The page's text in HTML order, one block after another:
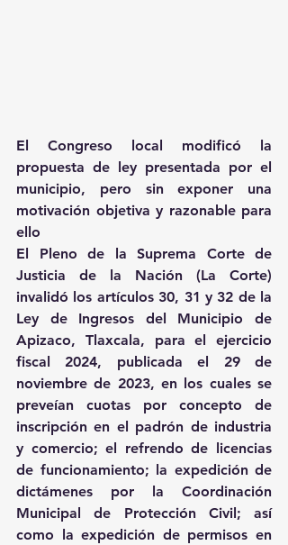
El Congreso local modificó la
propuesta de ley presentada por el
municipio, pero sin exponer una
motivación objetiva y razonable para
ello
El Pleno de la Suprema Corte de
Justicia de la Nación (La Corte)
invalidó los artículos 30, 31 y 32 de la
Ley de Ingresos del Municipio de
Apizaco, Tlaxcala, para el ejercicio
fiscal 2024, publicada el 29 de
noviembre de 2023, en los cuales se
preveían cuotas por concepto de
inscripción en el padrón de industria
y comercio; el refrendo de licencias
de funcionamiento; la expedición de
dictámenes por la Coordinación
Municipal de Protección Civil; así
como la expedición de permisos en